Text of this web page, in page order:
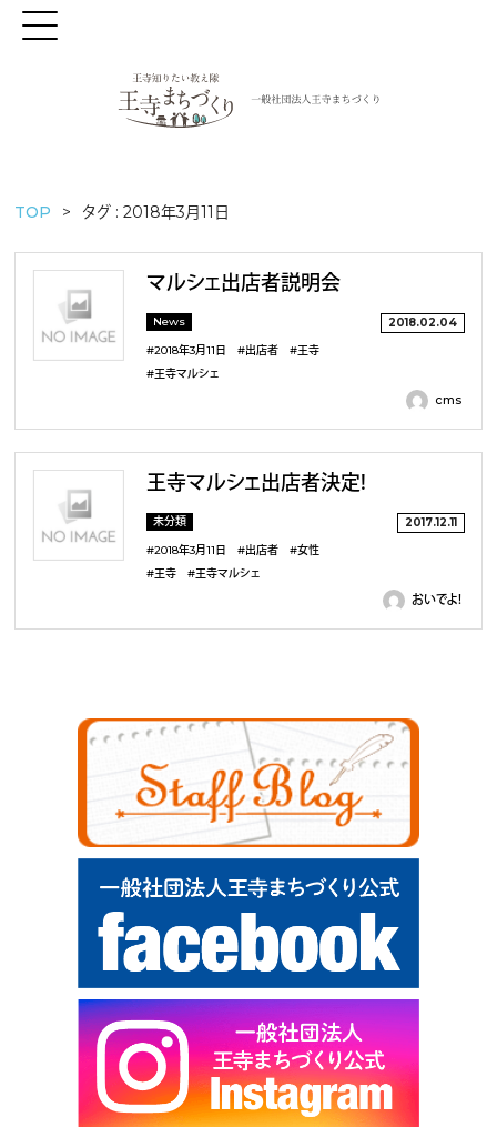
TOP タグ : 2018年3月11日
マルシェ出店者説明会
News
#2018年3月11日
#出店者
#王寺
#王寺マルシェ
2018.02.04
cms
王寺マルシェ出店者決定！
未分類
#2018年3月11日
#出店者
#女性
#王寺
#王寺マルシェ
2017.12.11
おいでよ！